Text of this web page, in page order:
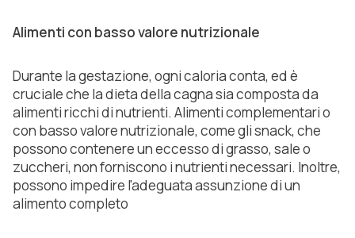
Alimenti con basso valore nutrizionale
Durante la gestazione, ogni caloria conta, ed è
cruciale che la dieta della cagna sia composta da
alimenti ricchi di nutrienti. Alimenti complementari o
con basso valore nutrizionale, come gli snack, che
possono contenere un eccesso di grasso, sale o
zuccheri, non forniscono i nutrienti necessari. Inoltre,
possono impedire l'adeguata assunzione di un
alimento completo